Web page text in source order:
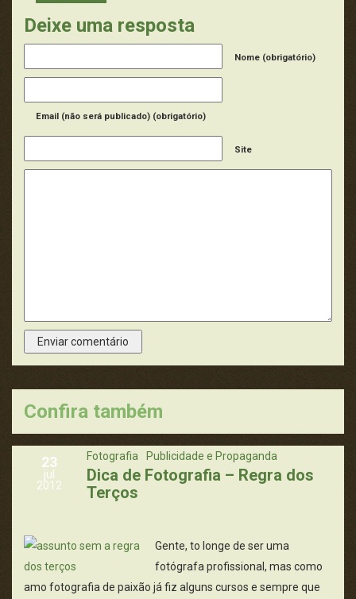
Deixe uma resposta
Nome (obrigatório)
Email (não será publicado) (obrigatório)
Site
Confira também
23
jul
2012
Fotografia Publicidade e Propaganda
Dica de Fotografia – Regra dos
Terços
Gente, to longe de ser uma
fotógrafa profissional, mas como
amo fotografia de paixão já fiz alguns cursos e sempre que